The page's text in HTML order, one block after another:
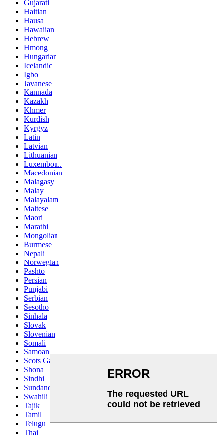
Gujarati
Haitian
Hausa
Hawaiian
Hebrew
Hmong
Hungarian
Icelandic
Igbo
Javanese
Kannada
Kazakh
Khmer
Kurdish
Kyrgyz
Latin
Latvian
Lithuanian
Luxembou..
Macedonian
Malagasy
Malay
Malayalam
Maltese
Maori
Marathi
Mongolian
Burmese
Nepali
Norwegian
Pashto
Persian
Punjabi
Serbian
Sesotho
Sinhala
Slovak
Slovenian
Somali
Samoan
Scots Gaelic
Shona
Sindhi
Sundanese
Swahili
Tajik
Tamil
Telugu
Thai